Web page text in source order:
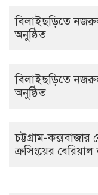
বিলাইছড়িতে
অনুষ্ঠিত
বিলাইছড়িতে
অনুষ্ঠিত
চট্টগ্রাম-
ক্রসিংয়ের